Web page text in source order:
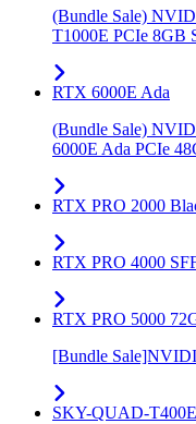
(Bundle Sale)
T1000E PCIe
RTX 6000E Ada
(Bundle Sale)
6000E Ada PCIe
RTX PRO 2000
RTX PRO 4000
RTX PRO 5000
[Bundle
SKY-QUAD-